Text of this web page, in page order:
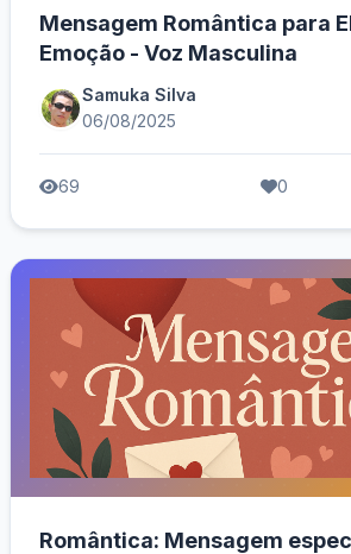
Mensagem Romântica para
Emoção - Voz Masculina
Samuka Silva
06/08/2025
69 0
Romântica: Mensagem